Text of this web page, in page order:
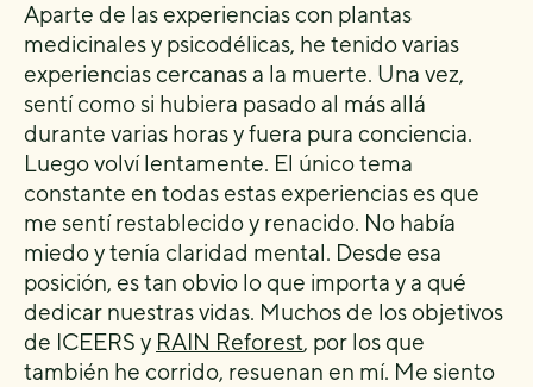
Aparte de las experiencias con plantas
medicinales y psicodélicas, he tenido varias
experiencias cercanas a la muerte. Una vez,
sentí como si hubiera pasado al más allá
durante varias horas y fuera pura conciencia.
Luego volví lentamente. El único tema
constante en todas estas experiencias es que
me sentí restablecido y renacido. No había
miedo y tenía claridad mental. Desde esa
posición, es tan obvio lo que importa y a qué
dedicar nuestras vidas. Muchos de los objetivos
de ICEERS y RAIN Reforest, por los que
también he corrido, resuenan en mí. Me siento